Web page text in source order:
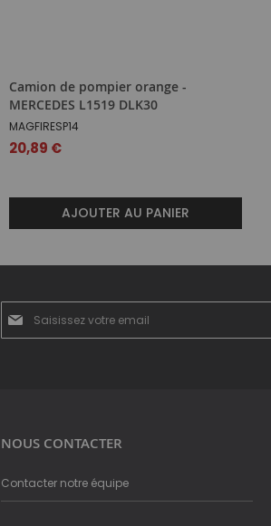
Camion de pompier orange -
MERCEDES L1519 DLK30
MAGFIRESP14
20,89 €
AJOUTER AU PANIER
notre
NOUS CONTACTER
Contacter notre équipe